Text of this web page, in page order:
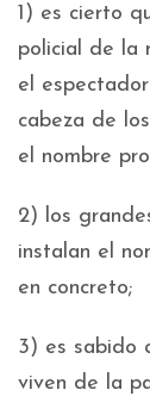
1) es cierto
policial de la
el
cabeza de
el nombre
2) los
instalan el
en concreto;
3) es sabido
viven de la